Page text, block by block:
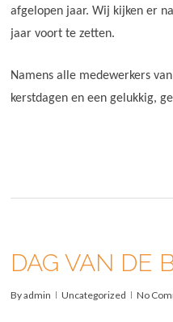
afgelopen jaar.Wij kijken er
jaar voort te zetten.
Namens alle medewerkers
kerstdagen en een gelukkig,
DAG VAN DE
Byadmin Uncategorized No